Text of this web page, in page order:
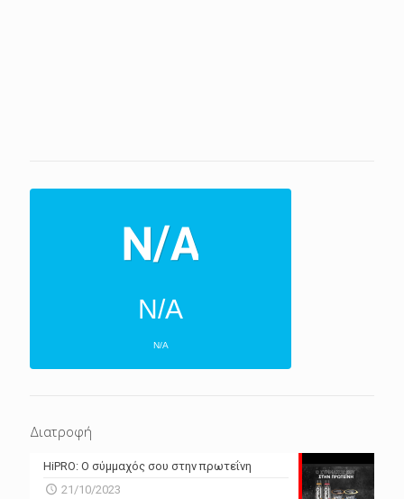
N/A
N/A
N/A
Διατροφή
HiPRO: Ο σύμμαχός σου στην πρωτεΐνη
21/10/2023